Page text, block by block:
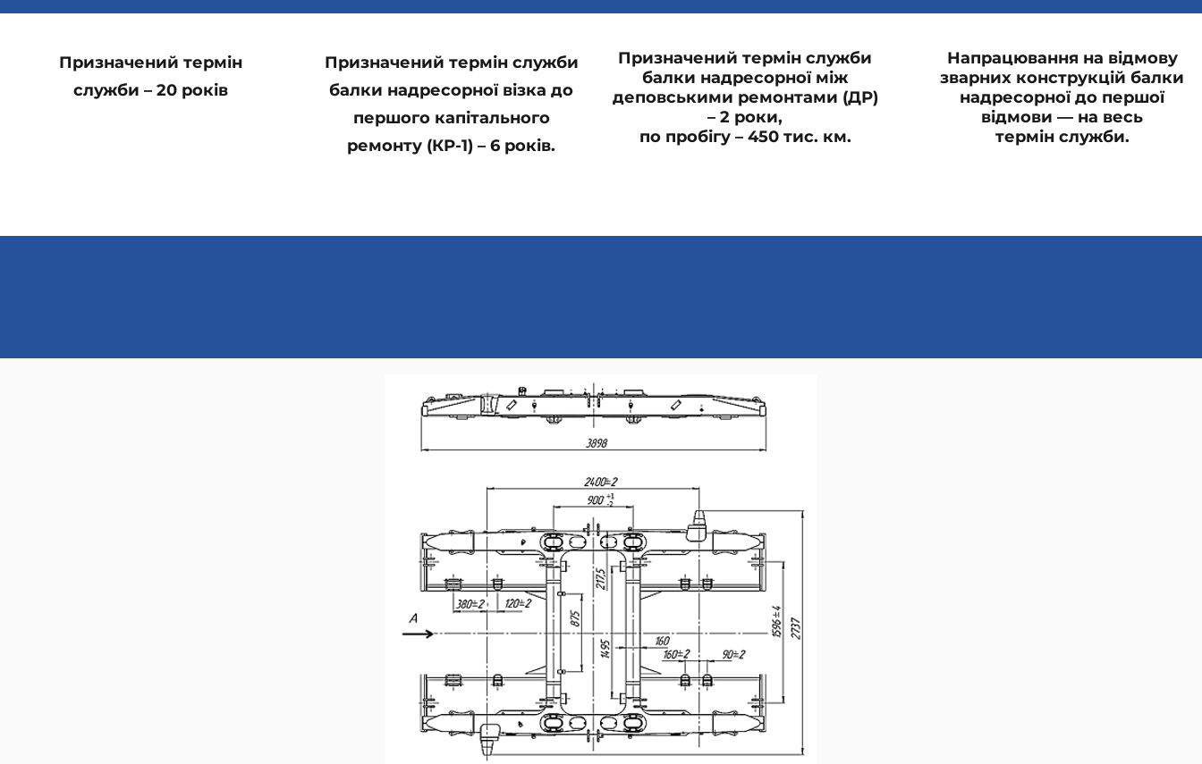
Призначений термін
служби – 20 років
Призначений термін служби
балки надресорної візка до
першого капітального
ремонту (КР-1) – 6 років.
Призначений термін служби
балки надресорної між
деповськими ремонтами (ДР)
– 2 роки,
по пробігу – 450 тис. км.
Напрацювання на відмову
зварних конструкцій балки
надресорної до першої
відмови — на весь
термін служби.